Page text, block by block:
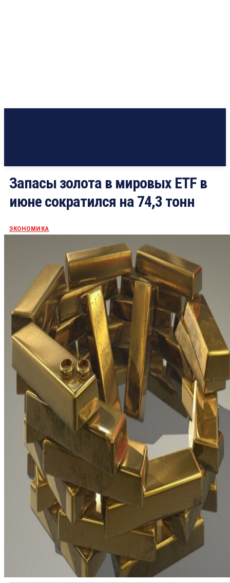
Запасы золота в мировых ETF в
июне сократился на 74,3 тонн
ЭКОНОМИКА